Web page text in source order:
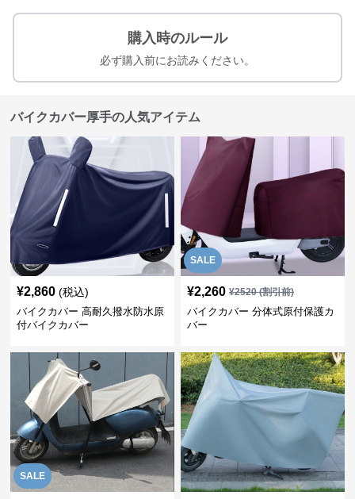
購入時のルール
必ず購入前にお読みください。
バイクカバー厚手の人気アイテム
¥2,860 (税込)
バイクカバー 高耐久撥水防水原
付バイクカバー
SALE
¥2,260 ¥2520(割引前)
バイクカバー 分体式原付保護カ
バー
SALE